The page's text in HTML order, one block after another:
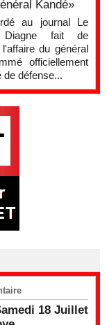
Kandé»
au journal Le
Diagne fait de
du général
officiellement
de défense...
18 Juillet